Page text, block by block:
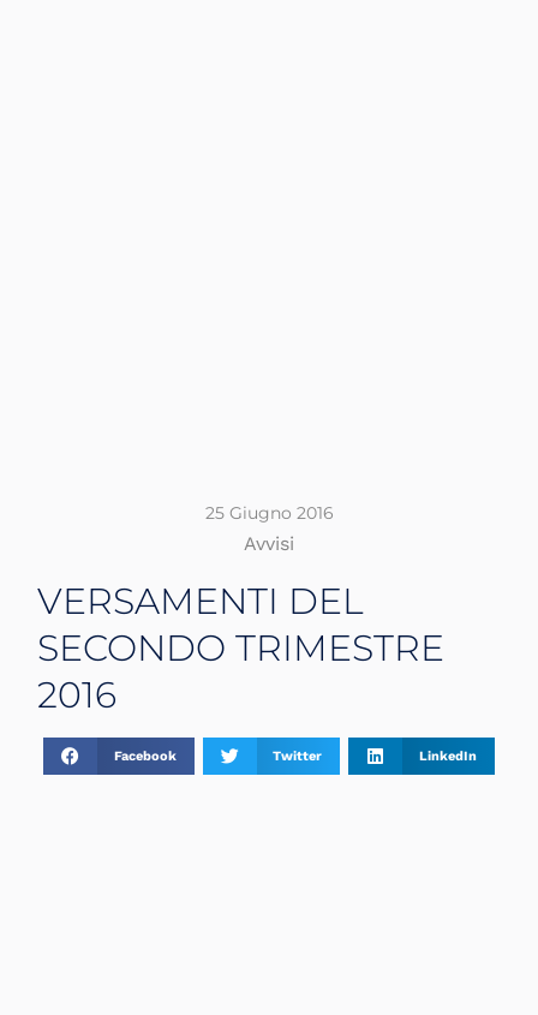
25 Giugno 2016
Avvisi
VERSAMENTI DEL
SECONDO TRIMESTRE
2016
Facebook Twitter LinkedIn